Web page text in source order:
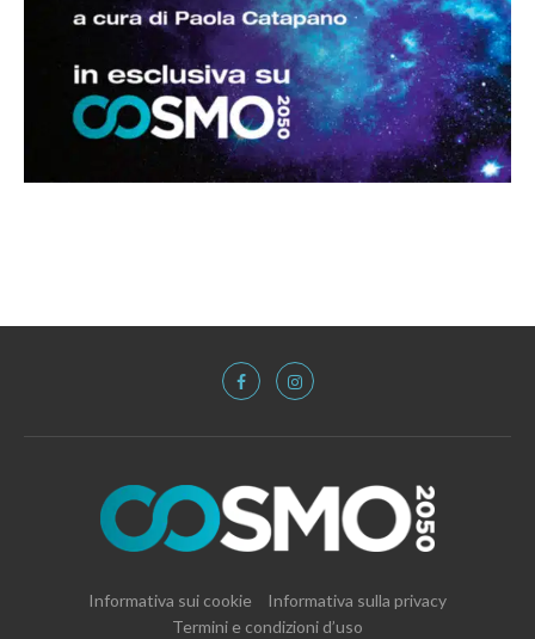
Informativa sui cookie
Informativa sulla privacy
Termini e condizioni d’uso